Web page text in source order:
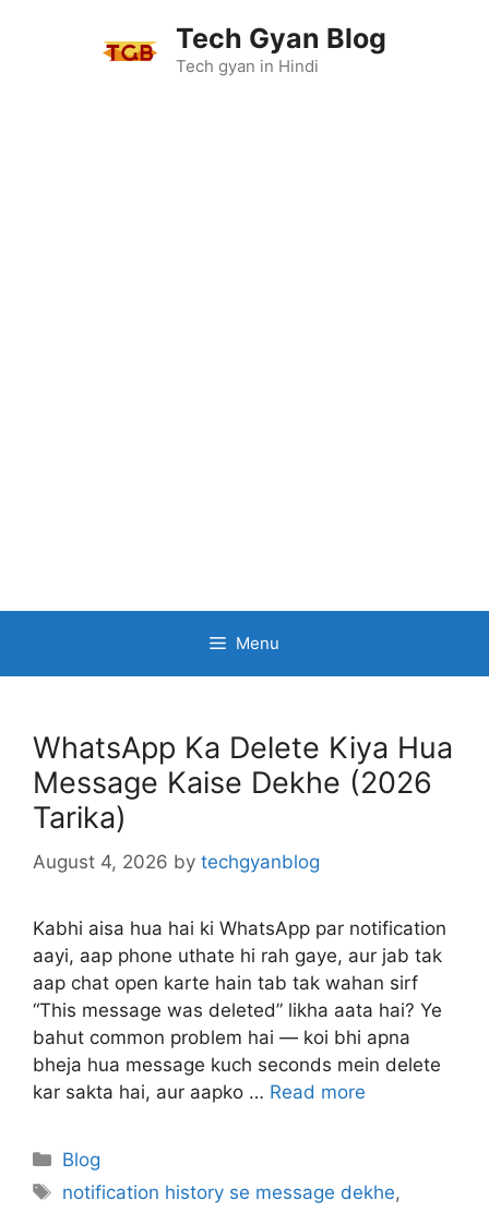
Tech Gyan Blog
Tech gyan in Hindi
Menu
WhatsApp Ka Delete Kiya Hua
Message Kaise Dekhe (2026
Tarika)
August 4, 2026 by techgyanblog
Kabhi aisa hua hai ki WhatsApp par notification
aayi, aap phone uthate hi rah gaye, aur jab tak
aap chat open karte hain tab tak wahan sirf
“This message was deleted” likha aata hai? Ye
bahut common problem hai — koi bhi apna
bheja hua message kuch seconds mein delete
kar sakta hai, aur aapko … Read more
Categories
Blog
Tags
notification history se message dekhe,